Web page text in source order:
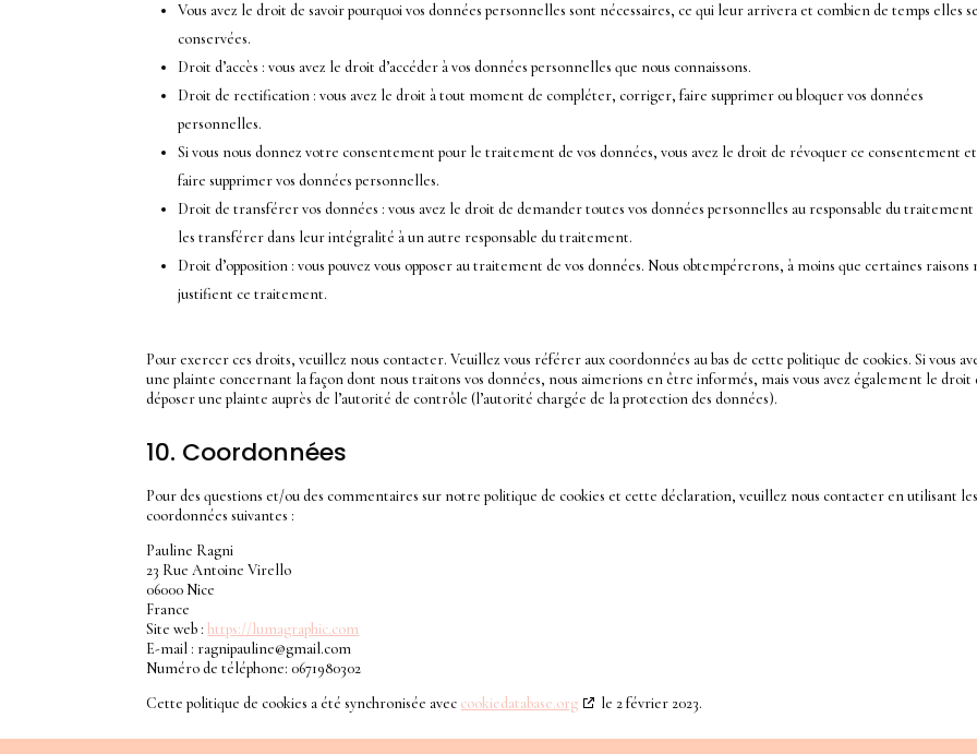
Vous avez le droit de savoir pourquoi vos données personnelles sont nécessaires, ce qui leur arrivera et combien de temps elles
conservées.
Droit d’accès : vous avez le droit d’accéder à vos données personnelles que nous connaissons.
Droit de rectification : vous avez le droit à tout moment de compléter, corriger, faire supprimer ou bloquer vos données
personnelles.
Si vous nous donnez votre consentement pour le traitement de vos données, vous avez le droit de révoquer ce consentement
faire supprimer vos données personnelles.
Droit de transférer vos données : vous avez le droit de demander toutes vos données personnelles au responsable du traitement
les transférer dans leur intégralité à un autre responsable du traitement.
Droit d’opposition : vous pouvez vous opposer au traitement de vos données. Nous obtempérerons, à moins que certaines raisons
justifient ce traitement.
Pour exercer ces droits, veuillez nous contacter. Veuillez vous référer aux coordonnées au bas de cette politique de cookies. Si vous
une plainte concernant la façon dont nous traitons vos données, nous aimerions en être informés, mais vous avez également le droit
déposer une plainte auprès de l’autorité de contrôle (l’autorité chargée de la protection des données).
10. Coordonnées
Pour des questions et/ou des commentaires sur notre politique de cookies et cette déclaration, veuillez nous contacter en utilisant les
coordonnées suivantes :
Pauline Ragni
23 Rue Antoine Virello
06000 Nice
France
Site web : https://lumagraphic.com
E-mail : moc.liamg@eniluapingar
Numéro de téléphone: 0671980302
Cette politique de cookies a été synchronisée avec cookiedatabase.org le 2 février 2023.